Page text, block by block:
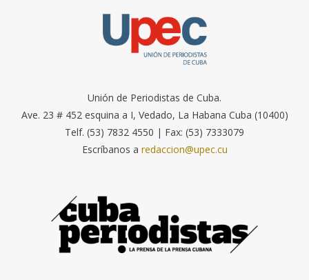
Unión de Periodistas de Cuba.
Ave. 23 # 452 esquina a I, Vedado, La Habana Cuba (10400)
Telf. (53) 7832 4550 | Fax: (53) 7333079
Escríbanos a redaccion@upec.cu